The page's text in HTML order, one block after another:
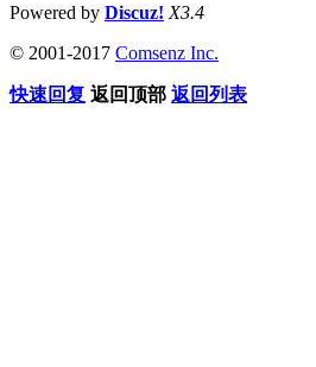
Powered by Discuz! X3.4
© 2001-2017 Comsenz Inc.
快速回复 返回顶部 返回列表